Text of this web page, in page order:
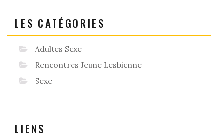
LES CATÉGORIES
Adultes Sexe
Rencontres Jeune Lesbienne
Sexe
LIENS